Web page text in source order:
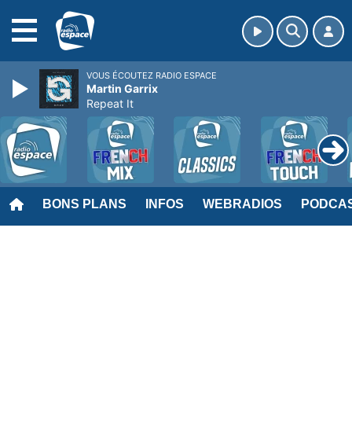
BONS PLANS INFOS WEBRADIOS
VOUS ÉCOUTEZ RADIO ESPACE
Martin Garrix
Repeat It